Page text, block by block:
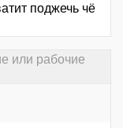
поджечь чё
или рабочие